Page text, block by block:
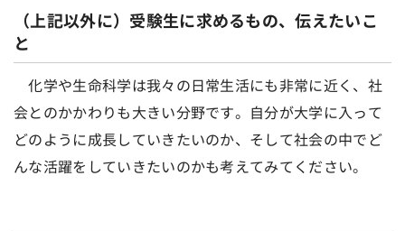
（上記以外に）受験生に求めるもの、伝えたいこ
と
化学や生命科学は我々の日常生活にも非常に近く、社
会とのかかわりも大きい分野です。自分が大学に入って
どのように成長していきたいのか、そして社会の中でど
んな活躍をしていきたいのかも考えてみてください。